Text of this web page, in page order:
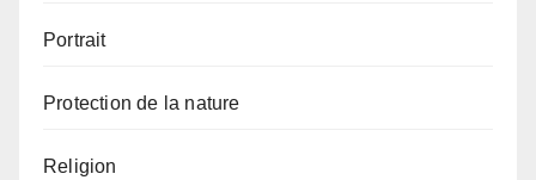
Portrait
Protection de la nature
Religion